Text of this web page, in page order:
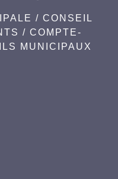
/ CONSEIL
/ COMPTE-
MUNICIPAUX